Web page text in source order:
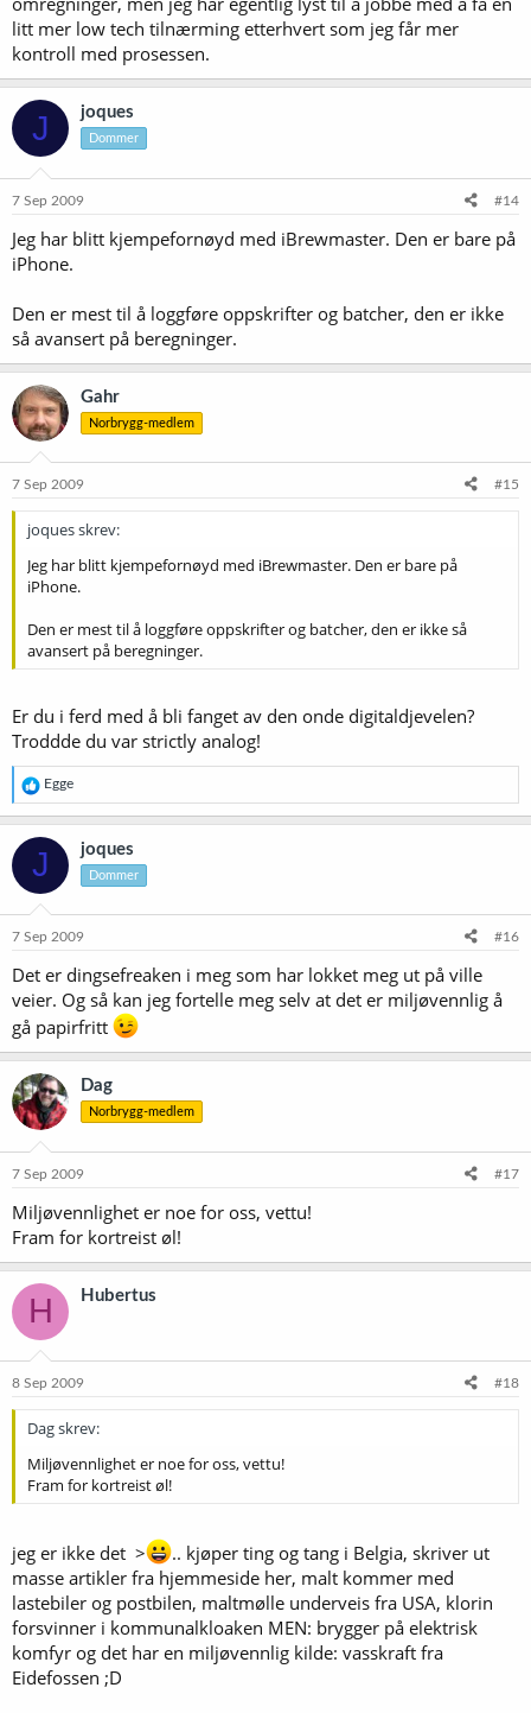
litt mer low tech tilnærming etterhvert som jeg får mer
kontroll med prosessen.
J joques
Dommer
7 Sep 2009 #14
Jeg har blitt kjempefornøyd med iBrewmaster. Den er bare på
iPhone.
Den er mest til å loggføre oppskrifter og batcher, den er ikke
så avansert på beregninger.
Gahr
Norbrygg-medlem
7 Sep 2009 #15
joques skrev:
Jeg har blitt kjempefornøyd med iBrewmaster. Den er bare på
iPhone.
Den er mest til å loggføre oppskrifter og batcher, den er ikke så
avansert på beregninger.
Er du i ferd med å bli fanget av den onde digitaldjevelen?
Troddde du var strictly analog!
R
e
a
k
s
j
o
e
Egge
J joques
Dommer
7 Sep 2009 #16
Det er dingsefreaken i meg som har lokket meg ut på ville
veier. Og så kan jeg fortelle meg selv at det er miljøvennlig å
gå papirfritt
Dag
Norbrygg-medlem
7 Sep 2009 #17
Miljøvennlighet er noe for oss, vettu!
Fram for kortreist øl!
H Hubertus
8 Sep 2009 #18
Dag skrev:
Miljøvennlighet er noe for oss, vettu!
Fram for kortreist øl!
jeg er ikke det >
.. kjøper ting og tang i Belgia, skriver ut
masse artikler fra hjemmeside her, malt kommer med
lastebiler og postbilen, maltmølle underveis fra USA, klorin
forsvinner i kommunalkloaken MEN: brygger på elektrisk
komfyr og det har en miljøvennlig kilde: vasskraft fra
Eidefossen ;D